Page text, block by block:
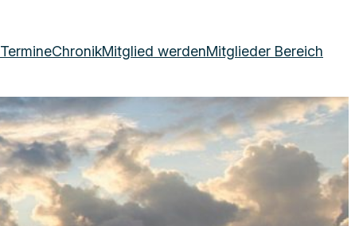
TermineChronikMitglied werdenMitglieder Bereich